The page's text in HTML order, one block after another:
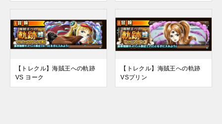
【トレクル】海賊王への軌跡
VS ヨーク
【トレクル】海賊王への軌跡
VSプリン